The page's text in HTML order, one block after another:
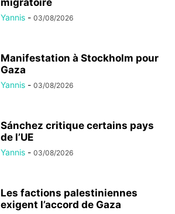
migratoire
Yannis - 03/08/2026
Manifestation à Stockholm pour
Gaza
Yannis - 03/08/2026
Sánchez critique certains pays
de l’UE
Yannis - 03/08/2026
Les factions palestiniennes
exigent l’accord de Gaza